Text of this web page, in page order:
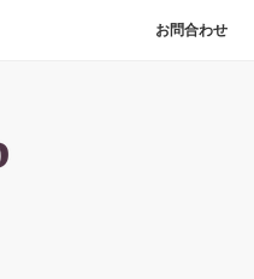
お問合わせ